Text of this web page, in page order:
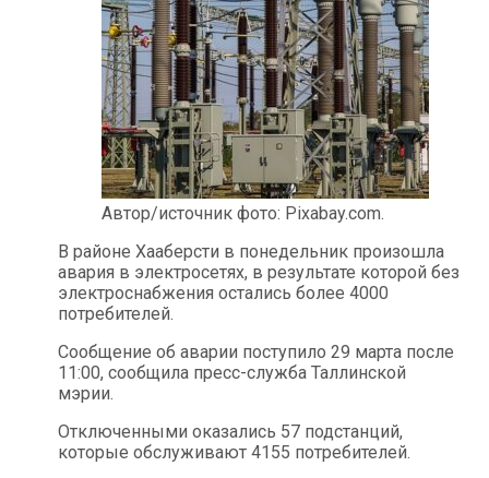
Автор/источник фото: Pixabay.com.
В районе Хааберсти в понедельник произошла
авария в электросетях, в результате которой без
электроснабжения остались более 4000
потребителей.
Сообщение об аварии поступило 29 марта после
11:00, сообщила пресс-служба Таллинской
мэрии.
Отключенными оказались 57 подстанций,
которые обслуживают 4155 потребителей.